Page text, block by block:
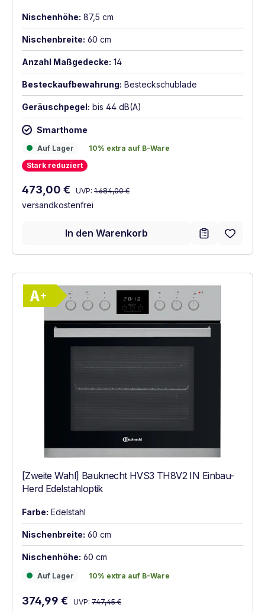
Nischenhöhe: 87,5 cm
Nischenbreite: 60 cm
Anzahl Maßgedecke: 14
Besteckaufbewahrung: Besteckschublade
Geräuschpegel: bis 44 dB(A)
Smarthome
Auf Lager
Auf Lager 10% extra auf B-Ware
10% extra auf B-Ware
Stark reduziert
Stark reduziert
Verkaufspreis:
473,00 € Regulärer Preis:
UVP: 1.684,00 €
versandkostenfrei
In den Warenkorb
Vollständiges Energielabel anzeigen
Energieklasse A+. Höchste bis niedrigste
[Zweite Wahl] Bauknecht HVS3 TH8V2 IN Einbau-
Herd Edelstahloptik
Farbe: Edelstahl
Nischenbreite: 60 cm
Nischenhöhe: 60 cm
Auf Lager
Auf Lager 10% extra auf B-Ware
10% extra auf B-Ware
Verkaufspreis:
374,99 € Regulärer Preis:
UVP: 747,45 €